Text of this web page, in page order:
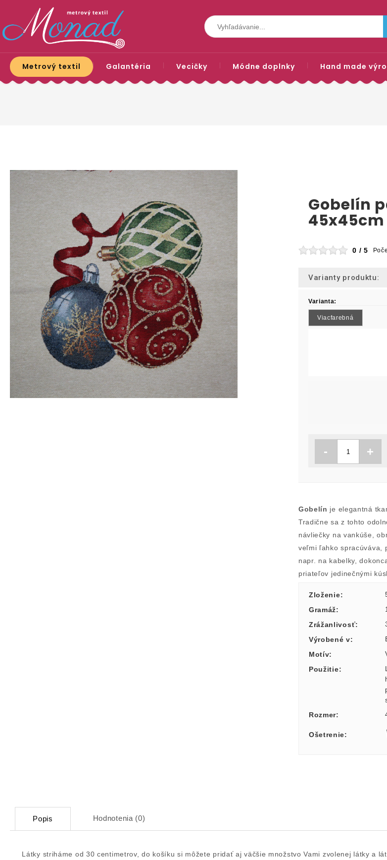
Metrový textil Galantéria Vecičky Módne doplnky Hand made
Gobelín
45x45cm
0 / 5
Varianty produktu:
Varianta:
Viacfarebná
- +
Gobelín je elegantná
Tradične sa z tohto
návliečky na vankúše,
veľmi ľahko spracúváva,
napr. na kabelky,
priateľov jedinečnými
Zloženie:
Gramáž:
Zrážanlivosť:
Výrobené v:
Motív:
Použitie:
Rozmer:
Ošetrenie:
Popis Hodnotenia (0)
Látky striháme od 30 centimetrov, do košíku si môžete pridať aj väčšie množstvo Vami zvolenej látky a